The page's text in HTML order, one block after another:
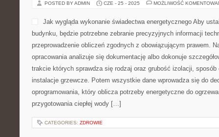
POSTED BY ADMIN CZE - 25 - 2025 MOŻLIWOŚĆ
Jak wygląda wykonanie świadectwa energetycznego Aby
budynku, będzie potrzebne zebranie precyzyjnych informacji
przeprowadzenie obliczeń zgodnych z obowiązującym prawem.
opracowania analizuje się dokumentację albo dokonuje
trakcie których sprawdza się rodzaj oraz grubość izolacji, sposób
instalacje grzewcze. Potem wszystkie dane wprowadza się do
oprogramowania, który oblicza potrzeby energetyczne do
przygotowania ciepłej wody […]
CATEGORIES: ZDROWIE